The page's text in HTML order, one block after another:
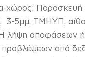
χώρος: Παρασκευή
3-5μμ, ΤΜΗΥΠ,
λήψη αποφάσεων
προβλέψεων από